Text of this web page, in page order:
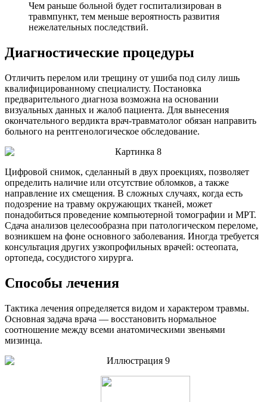
Чем раньше больной будет госпитализирован в
травмпункт, тем меньше вероятность развития
нежелательных последствий.
Диагностические процедуры
Отличить перелом или трещину от ушиба под силу лишь
квалифицированному специалисту. Постановка
предварительного диагноза возможна на основании
визуальных данных и жалоб пациента. Для вынесения
окончательного вердикта врач-травматолог обязан направить
больного на рентгенологическое обследование.
Цифровой снимок, сделанный в двух проекциях, позволяет
определить наличие или отсутствие обломков, а также
направление их смещения. В сложных случаях, когда есть
подозрение на травму окружающих тканей, может
понадобиться проведение компьютерной томографии и МРТ.
Сдача анализов целесообразна при патологическом переломе,
возникшем на фоне основного заболевания. Иногда требуется
консультация других узкопрофильных врачей: остеопата,
ортопеда, сосудистого хирурга.
Способы лечения
Тактика лечения определяется видом и характером травмы.
Основная задача врача — восстановить нормальное
соотношение между всеми анатомическими звеньями
мизинца.